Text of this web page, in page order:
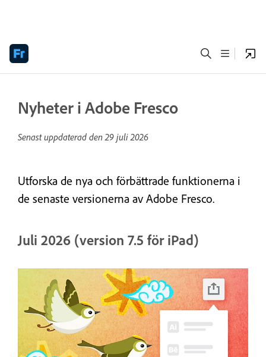
Nyheter i Adobe Fresco
Senast uppdaterad den29 juli 2026
Utforska de nya och förbättrade funktionerna i
de senaste versionerna av Adobe Fresco.
Juli 2026 (version 7.5 för iPad)